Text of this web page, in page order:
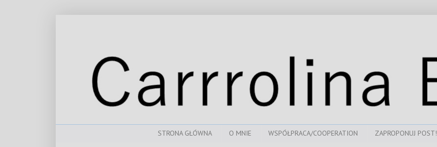
STRONA GŁÓWNA O MNIE WSPÓŁPRACA/COOPERATION ZAPROPONUJ POST!